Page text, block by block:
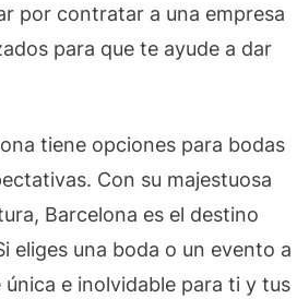
por contratar a una empresa
para que te ayude a dar
tiene opciones para bodas
Con su majestuosa
Barcelona es el destino
eliges una boda o un evento a
e inolvidable para ti y tus